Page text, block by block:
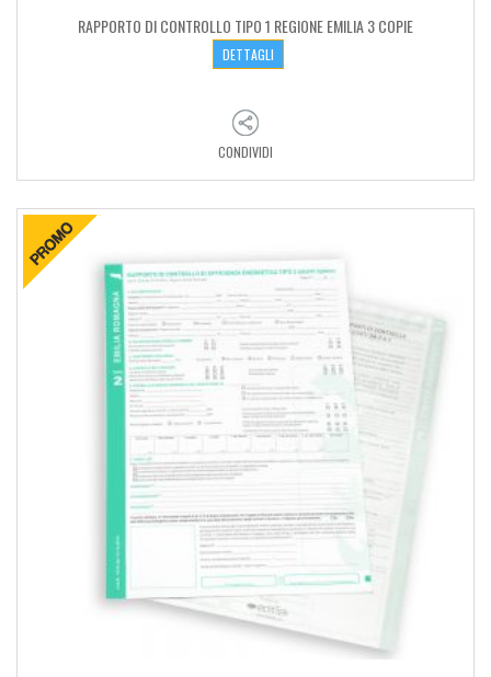
RAPPORTO DI CONTROLLO TIPO 1 REGIONE EMILIA 3 COPIE
DETTAGLI
CONDIVIDI